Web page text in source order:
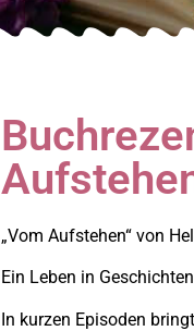
„Vom Aufstehen“ von
Ein Leben in Geschichten
In kurzen Episoden